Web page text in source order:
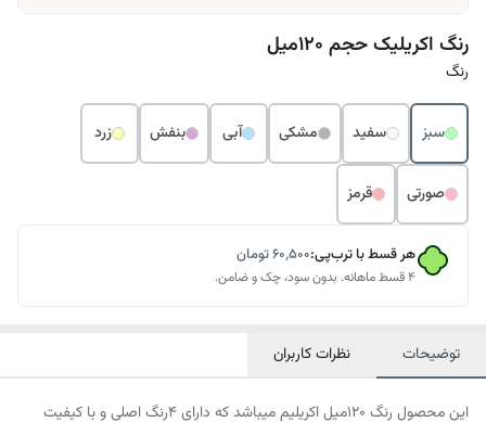
رنگ اکریلیک حجم 120میل
رنگ
سبز سفید مشکی آبی بنفش زرد
صورتی قرمز
هر قسط با ترب‌پی:۶۰٬۵۰۰تومان
۴ قسط ماهانه. بدون سود، چک و ضامن.
توضیحات نظرات کاربران
این محصول رنگ 120میل اکریلیم میباشد که دارای 4رنگ اصلی و با کیفیت